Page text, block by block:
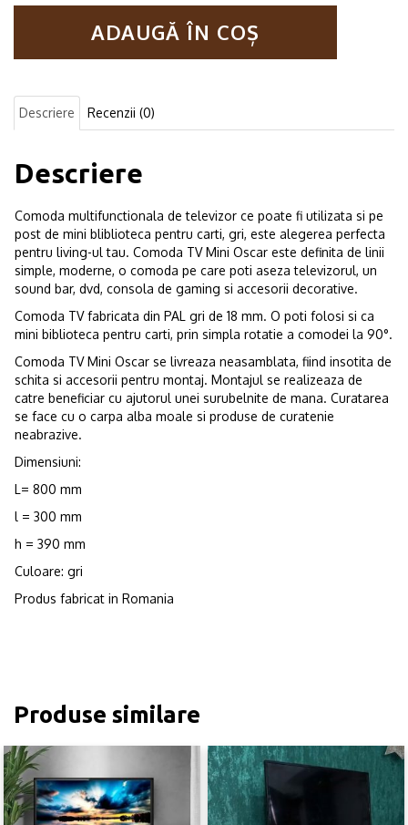
multifunctionala,
Gri,
X
39
cm
ADAUGĂ ÎN COȘ
Descriere Recenzii (0)
Descriere
Comoda multifunctionala de televizor ce poate fi utilizata si pe
post de mini bliblioteca pentru carti, gri, este alegerea perfecta
pentru living-ul tau. Comoda TV Mini Oscar este definita de linii
simple, moderne, o comoda pe care poti aseza televizorul, un
sound bar, dvd, consola de gaming si accesorii decorative.
Comoda TV fabricata din PAL gri de 18 mm. O poti folosi si ca
mini biblioteca pentru carti, prin simpla rotatie a comodei la 90°.
Comoda TV Mini Oscar se livreaza neasamblata, fiind insotita de
schita si accesorii pentru montaj. Montajul se realizeaza de
catre beneficiar cu ajutorul unei surubelnite de mana. Curatarea
se face cu o carpa alba moale si produse de curatenie
neabrazive.
Dimensiuni:
L= 800 mm
l = 300 mm
h = 390 mm
Culoare: gri
Produs fabricat in Romania
Produse similare